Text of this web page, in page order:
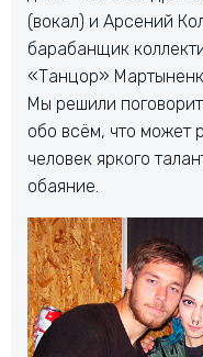
(вокал) и Арсений
барабанщик
«Танцор»
Мы решили
обо всём, что может
человек яркого
обаяние.